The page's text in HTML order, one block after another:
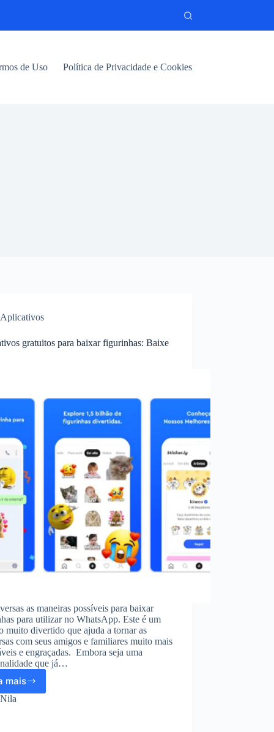
de Uso Política de Privacidade e Cookies
Aplicativos
gratuitos para baixar figurinhas: Baixe
as maneiras possíveis para baixar
para utilizar no WhatsApp. Este é um
muito divertido que ajuda a tornar as
com seus amigos e familiares muito mais
e engraçadas. Embora seja uma
que já…
mais
Aplicativos
gratuitos
Nila